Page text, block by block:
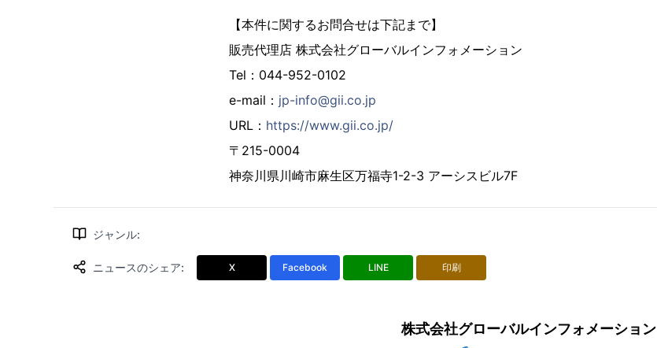
【本件に関するお問合せは下記まで】
販売代理店 株式会社グローバルインフォメーション
Tel：044-952-0102
e-mail： jp-info@gii.co.jp
URL： https://www.gii.co.jp/
〒215-0004
神奈川県川崎市麻生区万福寺1-2-3 アーシスビル7F
ジャンル:
ニュースのシェア: X Facebook LINE 印刷
株式会社グローバルインフォメーション